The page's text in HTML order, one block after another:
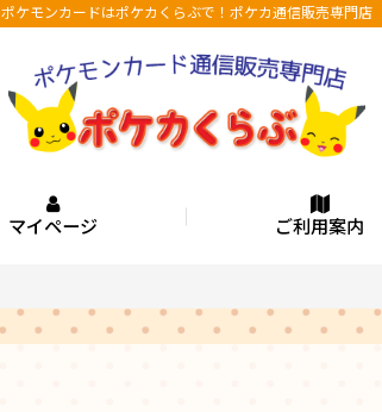
ポケモンカードはポケカくらぶで！ポケカ通信販売専門店
マイページ ご利用案内